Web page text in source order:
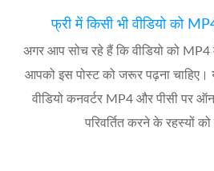
फ्री में किसी भी वीडियो को
अगर आप सोच रहे हैं कि वीडियो को MP4
आपको इस पोस्ट को जरूर पढ़ना
वीडियो कनवर्टर MP4 और पीसी पर
परिवर्तित करने के रहस्यों